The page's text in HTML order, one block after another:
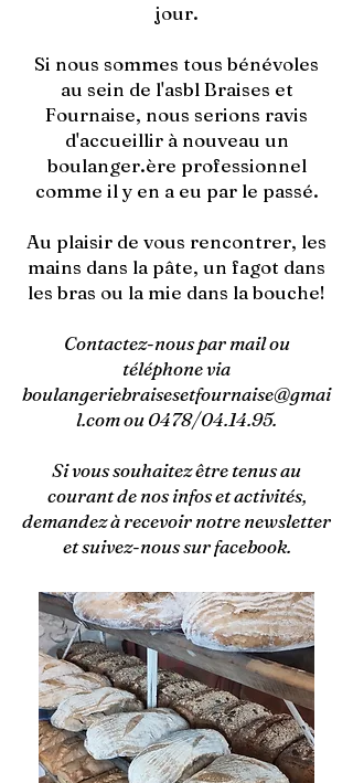
jour.
Si nous sommes tous bénévoles
au sein de l'asbl Braises et
Fournaise, nous serions ravis
d'accueillir à nouveau un
boulanger.ère professionnel
comme il y en a eu par le passé.
Au plaisir de vous rencontrer, les
mains dans la pâte, un fagot dans
les bras ou la mie dans la bouche!
Contactez-nous par mail ou
téléphone via
boulangeriebraisesetfournaise@gmai
l.comou 0478/04.14.95.
Si vous souhaitez être tenus au
courant de nos infos et activités,
demandez à recevoir notre newsletter
et suivez-nous sur facebook.